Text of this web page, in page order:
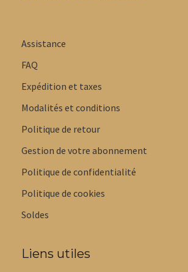
Assistance
FAQ
Expédition et taxes
Modalités et conditions
Politique de retour
Gestion de votre abonnement
Politique de confidentialité
Politique de cookies
Soldes
Liens utiles